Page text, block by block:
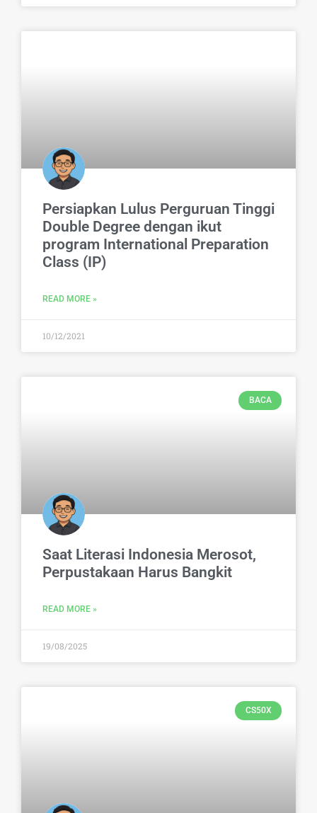
Persiapkan Lulus Perguruan Tinggi
Double Degree dengan ikut
program International Preparation
Class (IP)
READ MORE »
10/12/2021
BACA
Saat Literasi Indonesia Merosot,
Perpustakaan Harus Bangkit
READ MORE »
19/08/2025
CS50X